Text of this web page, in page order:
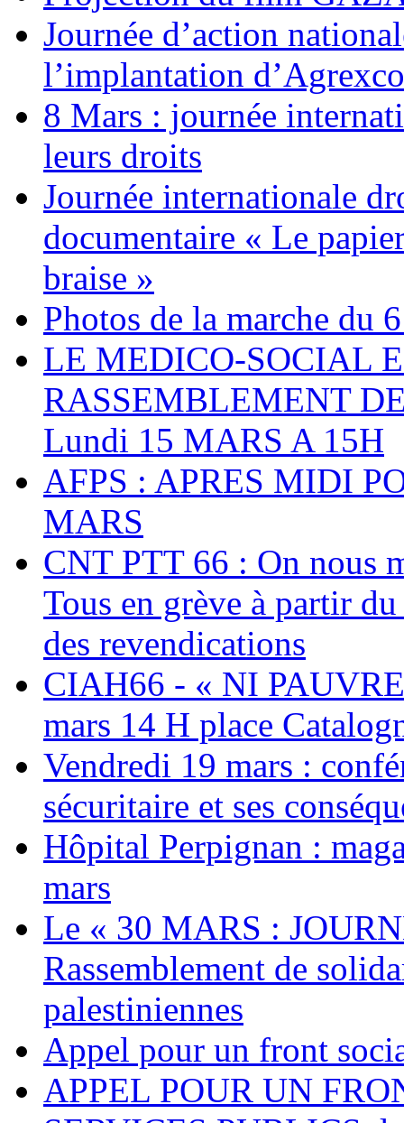
Journée d’action
l’implantation d’Agrexco
8 Mars : journée
leurs droits
Journée internationale
documentaire « Le
braise »
Photos de la marche du
LE MEDICO-SOCIAL
RASSEMBLEMENT
Lundi 15 MARS A 15H
AFPS : APRES MIDI
MARS
CNT PTT 66 : On nous
Tous en grève à partir
des revendications
CIAH66 - « NI
mars 14 H place
Vendredi 19 mars :
sécuritaire et ses
Hôpital Perpignan :
mars
Le « 30 MARS :
Rassemblement de
palestiniennes
Appel pour un front
APPEL POUR UN